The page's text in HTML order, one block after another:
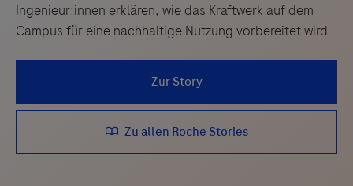
Ingenieur:innen erklären, wie das Kraftwerk auf dem
Campus für eine nachhaltige Nutzung vorbereitet wird.